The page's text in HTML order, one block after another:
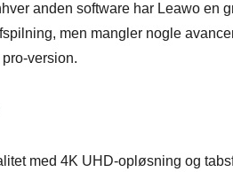
anden software har Leawo en
men mangler nogle
version.
med 4K UHD-opløsning og